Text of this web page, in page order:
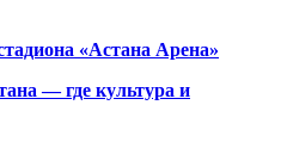
«Астана Арена»
— где культура и